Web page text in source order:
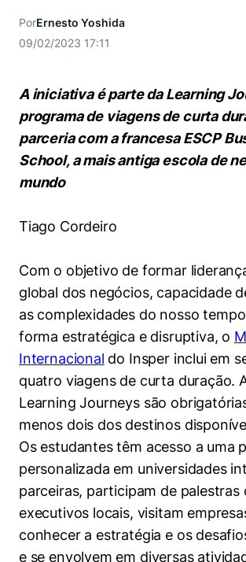
Todas as Engenharias
Engenharia de Computação
Engenharia de Produção
Engenharia Mecânica
Engenharia Mecatrônica
Direito
Economia
Finanças
Negócios
Políticas Públicas
Sustentabilidade
Prêmio Duda Ermírio de Moraes
Como funciona
Resolução Eficaz de Problemas
Oportunidade de Negócios
Women in Action
Sala de Imprensa
Biblioteca Telles
Pesquisa na Graduação
Seminários Acadêmicos
Comitê de Ética em Pesquisa
Newsletters
Notícias
Instagram
Linkedin
Engenharia e Ciência da Computação
Prêmios de Excelência
Ensino e aprendizagem
Fale Conosco
Canal de Ética
Ouvidoria
PorErnesto Yoshida
09/02/2023 17:11
A iniciativa é parte da Learning
programa de viagens de curta
parceria com a francesa ESCP
School, a mais antiga escola de
mundo
Tiago Cordeiro
Com o objetivo de formar
global dos negócios, capacidade
as complexidades do nosso
forma estratégica e disruptiva, o
Internacional do Insper inclui em
quatro viagens de curta duração.
Learning Journeys são
menos dois dos destinos
Os estudantes têm acesso a uma
personalizada em universidades
parceiras, participam de palestras
executivos locais, visitam
conhecer a estratégia e os
e se envolvem em diversas